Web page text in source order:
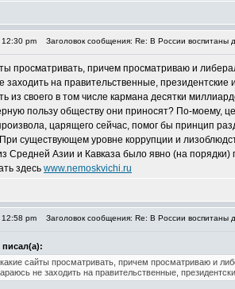
pm Заголовок сообщения: Re: В России воспитаны
просматривать, причем просматриваю и
заходить на правительственные,
из своего в том числе кармана десятки
пользу обществу они приносят? По-моему,
царящего сейчас, помог бы принцип
существующем уровне коррупции и
Средней Азии и Кавказа было явно (на
здесь www.nemoskvichi.ru
pm Заголовок сообщения: Re: В России воспитаны
сайты просматривать, причем просматриваю и
не заходить на правительственные,